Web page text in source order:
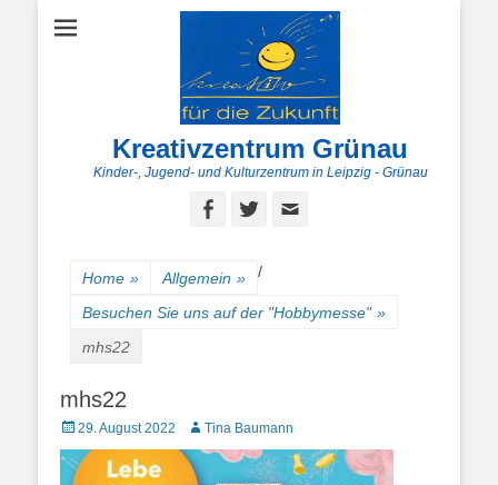
Kreativzentrum Grünau
Kinder-, Jugend- und Kulturzentrum in Leipzig - Grünau
Facebook
Twitter
Home » Allgemein » /
Besuchen Sie uns auf der "Hobbymesse" »
mhs22
mhs22
Posted
on
29. August 2022 AutorTina Baumann